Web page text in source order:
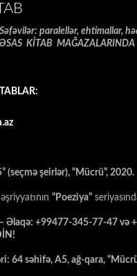
paralellər, ehtimallar,
KİTAB MAĞAZALARINDA
(seçmə şeirlər), “Mücrü”, 2020.
“Poeziya”
Əlaqə: +99477-345-77-47 və
64 səhifə, A5, ağ-qara,